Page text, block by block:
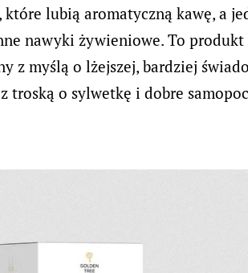
lubią aromatyczną kawę, a
nawyki żywieniowe. To
z myślą o lżejszej, bardziej
o sylwetkę i dobre